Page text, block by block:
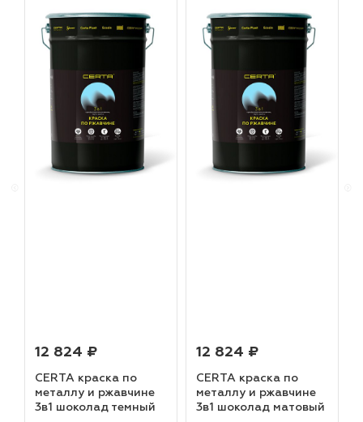
12 824 ₽
CERTA краска по
металлу и ржавчине
3в1 шоколад темный
12 824 ₽
CERTA краска по
металлу и ржавчине
3в1 шоколад матовый